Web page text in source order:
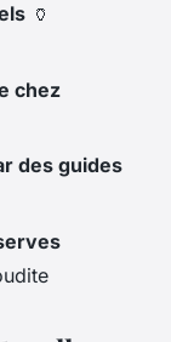
🏺
chez
des guides